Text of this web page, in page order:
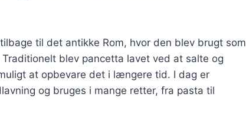
til det antikke Rom, hvor den blev brugt som
blev pancetta lavet ved at salte og
at opbevare det i længere tid. I dag er
og bruges i mange retter, fra pasta til